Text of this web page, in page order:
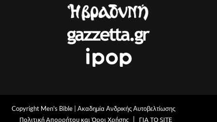
Copyright Men's Bible | Ακαδημία Ανδρικής Αυτοβελτίωσης
Πολιτική Απορρήτου και Όροι Χρήσης ΓΙΑ ΤΟ SITE